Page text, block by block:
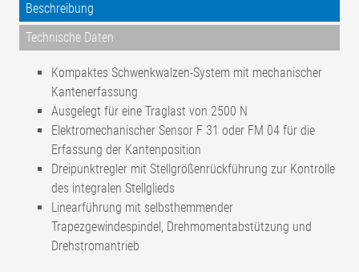
Beschreibung
Technische Daten
Kompaktes Schwenkwalzen-System mit mechanischer
Kantenerfassung
Ausgelegt für eine Traglast von 2500 N
Elektromechanischer Sensor F 31 oder FM 04 für die
Erfassung der Kantenposition
Dreipunktregler mit Stellgrößenrückführung zur Kontrolle
des integralen Stellglieds
Linearführung mit selbsthemmender
Trapezgewindespindel, Drehmomentabstützung und
Drehstromantrieb